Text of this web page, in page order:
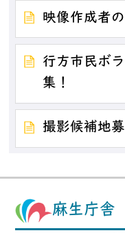
映像作成者
行方市民ボ
集！
撮影候補地募
麻生庁舎